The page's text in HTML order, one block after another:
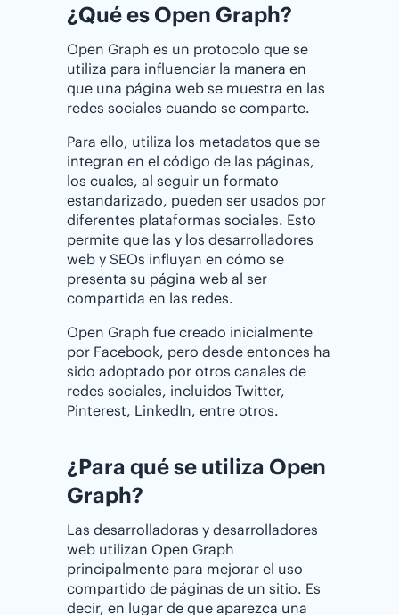
¿Qué es Open Graph?
Open Graph es un protocolo que se
utiliza para influenciar la manera en
que una página web se muestra en las
redes sociales cuando se comparte.
Para ello, utiliza los metadatos que se
integran en el código de las páginas,
los cuales, al seguir un formato
estandarizado, pueden ser usados por
diferentes plataformas sociales. Esto
permite que las y los desarrolladores
web y SEOs influyan en cómo se
presenta su página web al ser
compartida en las redes.
Open Graph fue creado inicialmente
por Facebook, pero desde entonces ha
sido adoptado por otros canales de
redes sociales, incluidos Twitter,
Pinterest, LinkedIn, entre otros.
¿Para qué se utiliza Open
Graph?
Las desarrolladoras y desarrolladores
web utilizan Open Graph
principalmente para mejorar el uso
compartido de páginas de un sitio. Es
decir, en lugar de que aparezca una